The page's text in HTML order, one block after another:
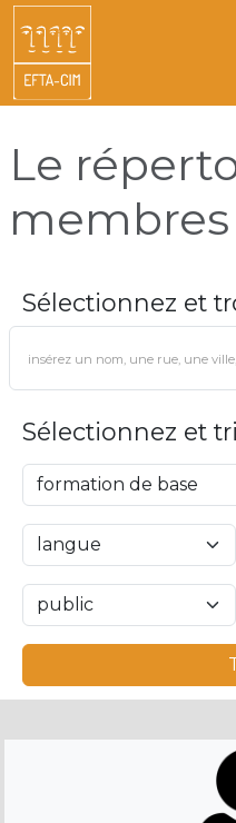
Le
membres
Sélectionnez et
Sélectionnez et